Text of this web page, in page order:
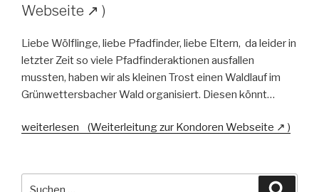
Liebe Wölflinge, liebe Pfadfinder, liebe Eltern, da leider in
letzter Zeit so viele Pfadfinderaktionen ausfallen
mussten, haben wir als kleinen Trost einen Waldlauf im
Grünwettersbacher Wald organisiert. Diesen könnt…
"Waldlauf"
weiterlesen